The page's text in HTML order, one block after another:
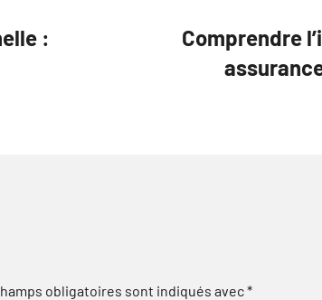
:
Comprendre
obligatoires sont indiqués avec*